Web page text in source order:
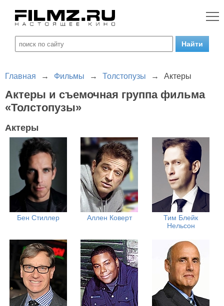
Главная → Фильмы → Толстопузы → Актеры
Актеры и съемочная группа фильма
«Толстопузы»
Актеры
Бен Стиллер Аллен Коверт
Тим Блейк
Нельсон